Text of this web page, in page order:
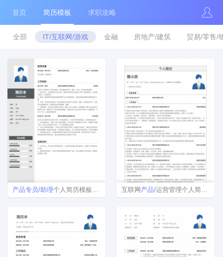
首页 简历模板 求职攻略
全部 IT/互联网/游戏 金融 房地产/建筑 贸易/零售/
产品专员/助理个人简历模板下载word格式 互联网产品/运营管理个人简历模板样本